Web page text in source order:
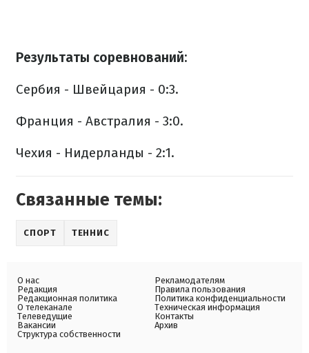
Результаты соревнований:
Сербия - Швейцария - 0:3.
Франция - Австралия - 3:0.
Чехия - Нидерланды - 2:1.
Связанные темы:
СПОРТ ТЕННИС
О нас
Редакция
Редакционная политика
О телеканале
Телеведущие
Вакансии
Структура собственности
Рекламодателям
Правила пользования
Политика конфиденциальности
Техническая информация
Контакты
Архив